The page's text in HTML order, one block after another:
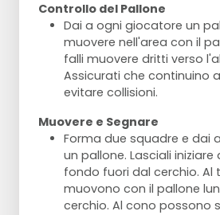
Controllo del Pallone
Dai a ogni giocatore un
muovere nell'area con il
falli muovere dritti verso
Assicurati che continuino
evitare collisioni.
Muovere e Segnare
Forma due squadre e dai
un pallone. Lasciali iniziare
fondo fuori dal cerchio. Al
muovono con il pallone
cerchio. Al cono possono